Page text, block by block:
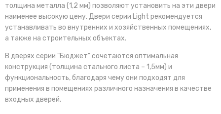
толщина металла (1,2 мм) позволяют установить на эти двери
наименее высокую цену. Двери серии Light рекомендуется
устанавливать во внутренних и хозяйственных помещениях,
а также на строительных объектах.
В дверях серии "Бюджет" сочетаются оптимальная
конструкция (толщина стального листа – 1,5мм) и
функциональность, благодаря чему они подходят для
применения в помещениях различного назначения в качестве
входных дверей.